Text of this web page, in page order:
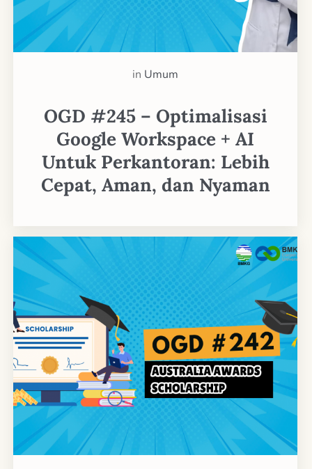
in Umum
OGD #245 – Optimalisasi
Google Workspace + AI
Untuk Perkantoran: Lebih
Cepat, Aman, dan Nyaman